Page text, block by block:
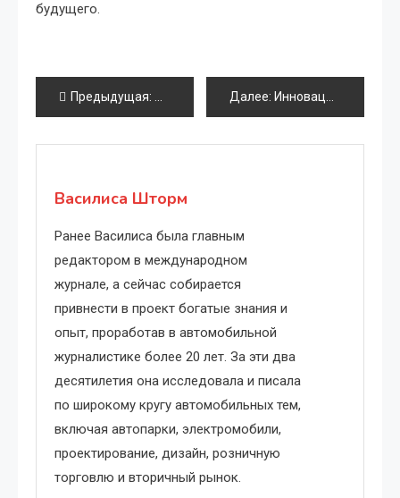
будущего.
Навигация
по
Предыдущая: Инновационные конструкции навесных
Далее: Инновационные материалы и технологии: как они меняют выбор домкрата для трактора
Василиса Шторм
Ранее Василиса была главным
редактором в международном
журнале, а сейчас собирается
привнести в проект богатые знания и
опыт, проработав в автомобильной
журналистике более 20 лет. За эти два
десятилетия она исследовала и писала
по широкому кругу автомобильных тем,
включая автопарки, электромобили,
проектирование, дизайн, розничную
торговлю и вторичный рынок.